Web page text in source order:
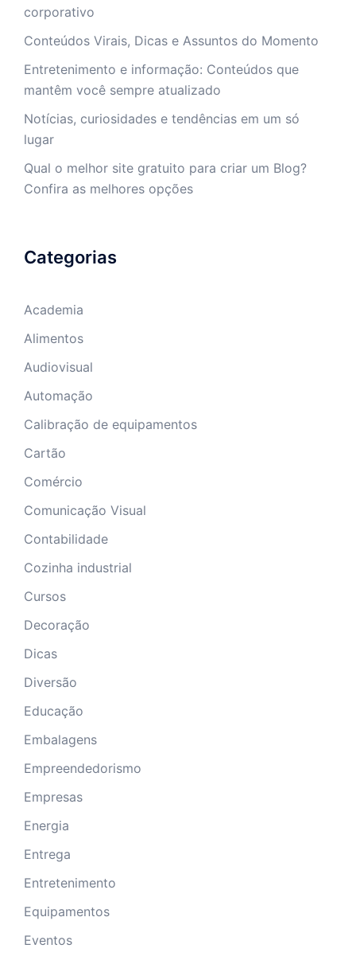
corporativo
Conteúdos Virais, Dicas e Assuntos do Momento
Entretenimento e informação: Conteúdos que
mantêm você sempre atualizado
Notícias, curiosidades e tendências em um só
lugar
Qual o melhor site gratuito para criar um Blog?
Confira as melhores opções
Categorias
Academia
Alimentos
Audiovisual
Automação
Calibração de equipamentos
Cartão
Comércio
Comunicação Visual
Contabilidade
Cozinha industrial
Cursos
Decoração
Dicas
Diversão
Educação
Embalagens
Empreendedorismo
Empresas
Energia
Entrega
Entretenimento
Equipamentos
Eventos